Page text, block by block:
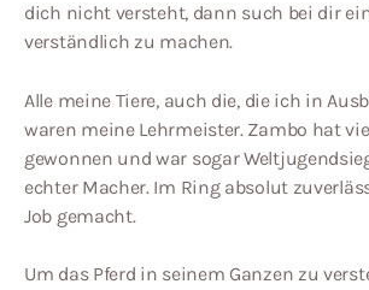
dich nicht versteht, dann such bei dir
verständlich zu machen.
Alle meine Tiere, auch die, die ich in
waren meine Lehrmeister. Zambo hat
gewonnen und war sogar
echter Macher. Im Ring absolut
Job gemacht.
Um das Pferd in seinem Ganzen zu